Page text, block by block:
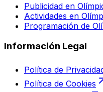
Publicidad en
Actividades en
Programación de
Información Legal
Política de
Política de Cookies